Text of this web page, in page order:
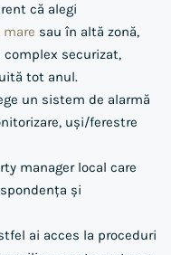
că alegi
sau în altă zonă,
securizat,
tot anul.
un sistem de alarmă
uși/ferestre
manager local care
și
ai acces la proceduri